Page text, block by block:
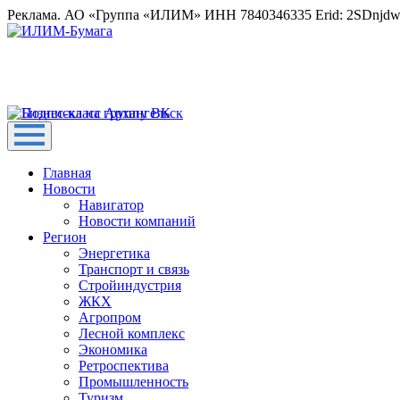
Реклама. АО «Группа «ИЛИМ» ИНН 7840346335 Erid:
Главная
Новости
Навигатор
Новости компаний
Регион
Энергетика
Транспорт и связь
Стройиндустрия
ЖКХ
Агропром
Лесной комплекс
Экономика
Ретроспектива
Промышленность